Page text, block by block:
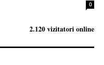
0
2.120 vizitatori online